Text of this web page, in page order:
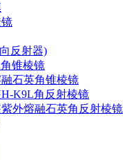
反射器)
锥棱镜
石英角锥棱镜
K9L角反射棱镜
外熔融石英角反射棱镜